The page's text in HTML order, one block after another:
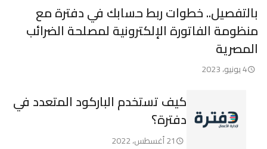
بالتفصيل.. خطوات ربط حسابك في دفترة مع
منظومة الفاتورة الإلكترونية لمصلحة الضرائب
المصرية
4 يونيو، 2023
كيف تستخدم الباركود المتعدد في
دفترة؟
21 أغسطس، 2022